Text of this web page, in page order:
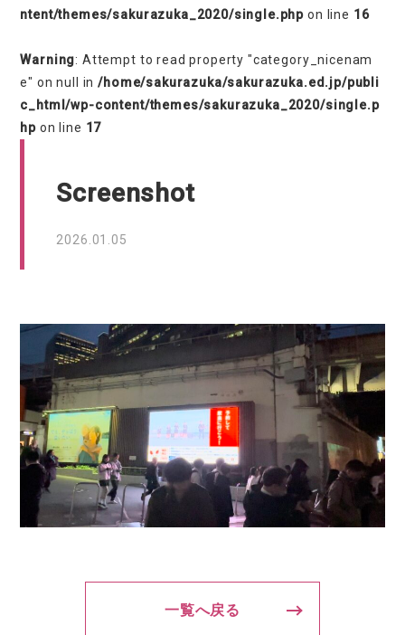
ntent/themes/sakurazuka_2020/single.php on line 16
Warning: Attempt to read property "category_nicenam
e" on null in/home/sakurazuka/sakurazuka.ed.jp/publi
c_html/wp-content/themes/sakurazuka_2020/single.p
hp on line 17
Screenshot
2026.01.05
一覧へ戻る